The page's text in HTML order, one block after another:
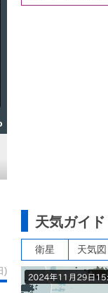
)
天気ガイド
衛星 天気図